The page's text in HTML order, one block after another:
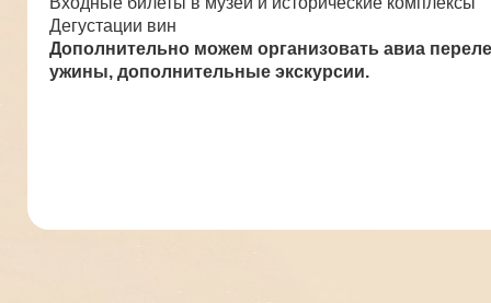
Дегустации вин
Дополнительно можем организовать авиа
ужины, дополнительные экскурсии.